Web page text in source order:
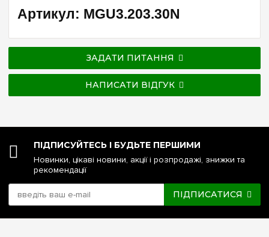
Артикул: MGU3.203.30N
ЗАДАТИ ПИТАННЯ
НАПИСАТИ ВІДГУК
ПІДПИСУЙТЕСЬ І БУДЬТЕ ПЕРШИМИ
Новинки, цікаві новини, акції і розпродажі, знижки та
рекомендації
ПІДПИСАТИСЯ